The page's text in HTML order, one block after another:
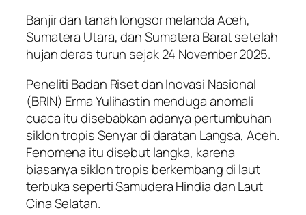
Banjir dan tanah longsor melanda Aceh,
Sumatera Utara, dan Sumatera Barat setelah
hujan deras turun sejak 24 November 2025.
Peneliti Badan Riset dan Inovasi Nasional
(BRIN) Erma Yulihastin menduga anomali
cuaca itu disebabkan adanya pertumbuhan
siklon tropis Senyar di daratan Langsa, Aceh.
Fenomena itu disebut langka, karena
biasanya siklon tropis berkembang di laut
terbuka seperti Samudera Hindia dan Laut
Cina Selatan.